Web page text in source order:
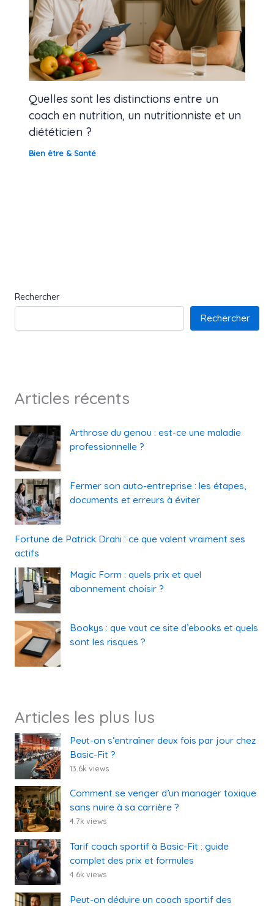
Quelles sont les distinctions entre un
coach en nutrition, un nutritionniste et un
diététicien ?
Bien être & Santé
Rechercher
Rechercher
Articles récents
Arthrose du genou : est-ce une maladie
professionnelle ?
Fermer son auto-entreprise : les étapes,
documents et erreurs à éviter
Fortune de Patrick Drahi : ce que valent vraiment ses
actifs
Magic Form : quels prix et quel
abonnement choisir ?
Bookys : que vaut ce site d’ebooks et quels
sont les risques ?
Articles les plus lus
Peut-on s’entraîner deux fois par jour chez
Basic-Fit ?
13.6k views
Comment se venger d’un manager toxique
sans nuire à sa carrière ?
4.7k views
Tarif coach sportif à Basic-Fit : guide
complet des prix et formules
4.6k views
Peut-on déduire un coach sportif des